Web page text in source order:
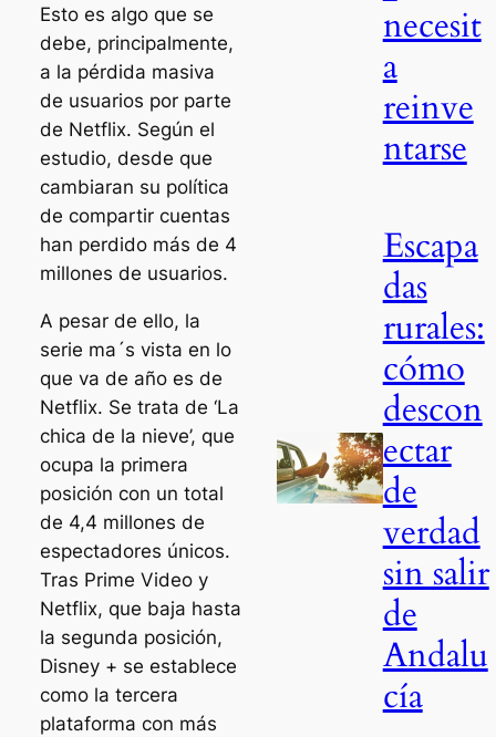
Esto es algo que se
debe, principalmente,
a la pérdida masiva
de usuarios por parte
de Netflix. Según el
estudio, desde que
cambiaran su política
de compartir cuentas
han perdido más de 4
millones de usuarios.
A pesar de ello, la
serie ma´s vista en lo
que va de año es de
Netflix. Se trata de ‘La
chica de la nieve’, que
ocupa la primera
posición con un total
de 4,4 millones de
espectadores únicos.
Tras Prime Video y
Netflix, que baja hasta
la segunda posición,
Disney + se establece
como la tercera
plataforma con más
necesit
a
reinve
ntarse
Escapa
das
rurales:
cómo
descon
ectar
de
verdad
sin salir
de
Andalu
cía